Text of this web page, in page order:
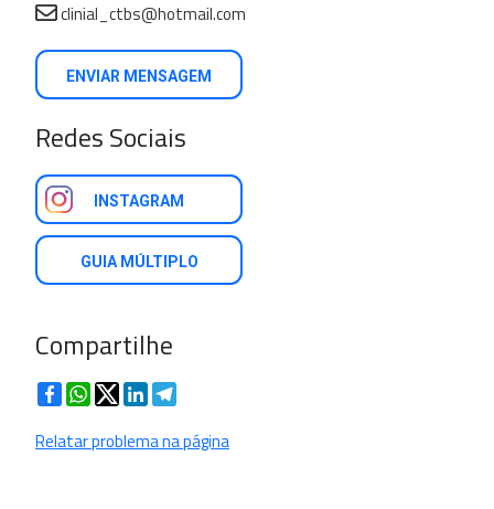
clinial_ctbs@hotmail.com
ENVIAR MENSAGEM
Redes Sociais
INSTAGRAM
GUIA MÚLTIPLO
Compartilhe
FacebookWhatsApp
TwitterLinkedIn
Relatar problema na página